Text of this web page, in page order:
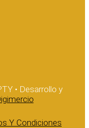
• Desarrollo y
Y Condiciones